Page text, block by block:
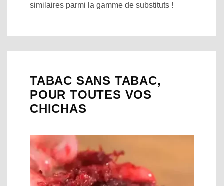
similaires parmi la gamme de substituts !
TABAC SANS TABAC,
POUR TOUTES VOS
CHICHAS
Appliquer les filtres